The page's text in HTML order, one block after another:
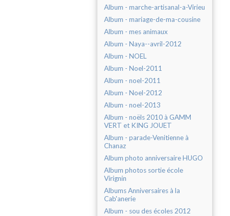
Album - marche-artisanal-a-Virieu
Album - mariage-de-ma-cousine
Album - mes animaux
Album - Naya--avril-2012
Album - NOEL
Album - Noel-2011
Album - noel-2011
Album - Noel-2012
Album - noel-2013
Album - noëls 2010 à GAMM
VERT et KING JOUET
Album - parade-Venitienne à
Chanaz
Album photo anniversaire HUGO
Album photos sortie école
Virignin
Albums Anniversaires à la
Cab'anerie
Album - sou des écoles 2012